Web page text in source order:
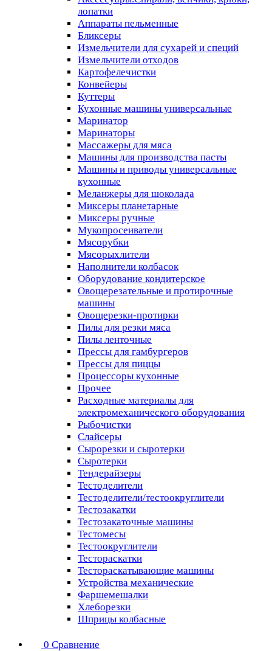
лопатки
Аппараты пельменные
Бликсеры
Измельчители для сухарей и специй
Измельчители отходов
Картофелечистки
Конвейеры
Куттеры
Кухонные машины универсальные
Маринатор
Маринаторы
Массажеры для мяса
Машины для производства пасты
Машины и приводы универсальные
кухонные
Меланжеры для шоколада
Миксеры планетарные
Миксеры ручные
Мукопросеиватели
Мясорубки
Мясорыхлители
Наполнители колбасок
Оборудование кондитерское
Овощерезательные и протирочные
машины
Овощерезки-протирки
Пилы для резки мяса
Пилы ленточные
Прессы для гамбургеров
Прессы для пиццы
Процессоры кухонные
Прочее
Расходные материалы для
электромеханического оборудования
Рыбочистки
Слайсеры
Сырорезки и сыротерки
Сыротерки
Тендерайзеры
Тестоделители
Тестоделители/тестоокруглители
Тестозакатки
Тестозакаточные машины
Тестомесы
Тестоокруглители
Тестораскатки
Тестораскатывающие машины
Устройства механические
Фаршемешалки
Хлеборезки
Шприцы колбасные
0 Сравнение